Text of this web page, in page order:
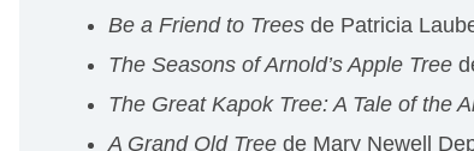
Be a Friend to Trees de Patricia
The Seasons of Arnold’s Apple Tree
The Great Kapok Tree: A Tale of the
A Grand Old Tree de Mary Newell